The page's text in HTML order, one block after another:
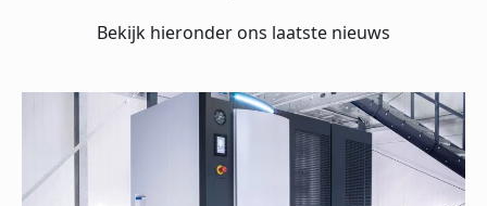
Bekijk hieronder ons laatste nieuws